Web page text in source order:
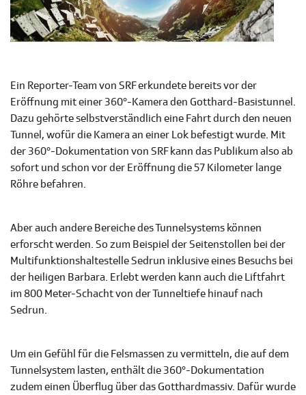
Ein Reporter-Team von SRF erkundete bereits vor der
Eröffnung mit einer 360°-Kamera den Gotthard-Basistunnel.
Dazu gehörte selbstverständlich eine Fahrt durch den neuen
Tunnel, wofür die Kamera an einer Lok befestigt wurde. Mit
der 360°-Dokumentation von SRF kann das Publikum also ab
sofort und schon vor der Eröffnung die 57 Kilometer lange
Röhre befahren.
Aber auch andere Bereiche des Tunnelsystems können
erforscht werden. So zum Beispiel der Seitenstollen bei der
Multifunktionshaltestelle Sedrun inklusive eines Besuchs bei
der heiligen Barbara. Erlebt werden kann auch die Liftfahrt
im 800 Meter-Schacht von der Tunneltiefe hinauf nach
Sedrun.
Um ein Gefühl für die Felsmassen zu vermitteln, die auf dem
Tunnelsystem lasten, enthält die 360°-Dokumentation
zudem einen Überflug über das Gotthardmassiv. Dafür wurde